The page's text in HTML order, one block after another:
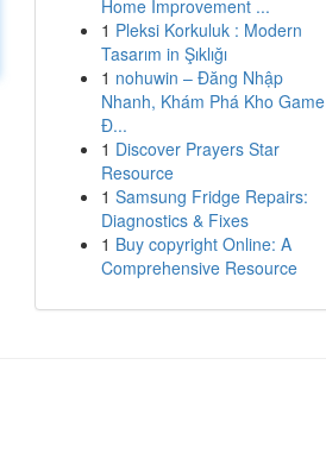
Home Improvement ...
1 Pleksi Korkuluk : Modern
Tasarım in Şıklığı
1 nohuwin – Đăng Nhập
Nhanh, Khám Phá Kho Game
Đ...
1 Discover Prayers Star
Resource
1 Samsung Fridge Repairs:
Diagnostics & Fixes
1 Buy copyright Online: A
Comprehensive Resource